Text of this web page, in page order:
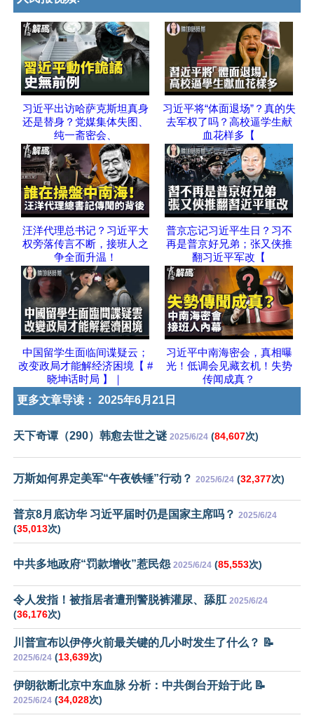
习近平出访哈萨克斯坦真身
还是替身？党媒集体失图、
纯一斋密会、
习近平将“体面退场”？真的失
去军权了吗？高校逼学生献
血花样多【
汪洋代理总书记？习近平大
权旁落传言不断，接班人之
争全面升温！
普京忘记习近平生日？习不
再是普京好兄弟；张又侠推
翻习近平军改【
中国留学生面临间谍疑云；
改变政局才能解经济困境【 #
晓坤话时局 】｜
习近平中南海密会，真相曝
光！低调会见藏玄机！失势
传闻成真？
更多文章导读： 2025年6月21日
天下奇谭（290）韩愈去世之谜 2025/6/24 (84,607次)
万斯如何界定美军“午夜铁锤”行动？ 2025/6/24 (32,377次)
普京8月底访华 习近平届时仍是国家主席吗？ 2025/6/24
(35,013次)
中共多地政府“罚款增收”惹民怨 2025/6/24 (85,553次)
令人发指！被指居者遭刑警脱裤灌尿、舔肛 2025/6/24
(36,176次)
川普宣布以伊停火前最关键的几小时发生了什么？ 📝
2025/6/24 (13,639次)
伊朗欲断北京中东血脉 分析：中共倒台开始于此 📝
2025/6/24 (34,028次)